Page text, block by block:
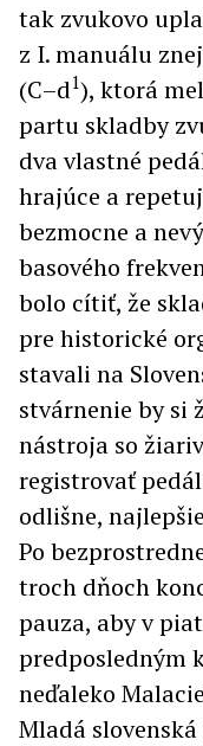
tak zvukovo
z I. manuálu
(C–d1), ktorá
partu skladby
dva vlastné
hrajúce a
bezmocne a
basového
bolo cítiť, že
pre historické
stavali na
stvárnenie by si
nástroja so
registrovať
odlišne,
Po
troch dňoch
pauza, aby v
predposledným
neďaleko
Mladá